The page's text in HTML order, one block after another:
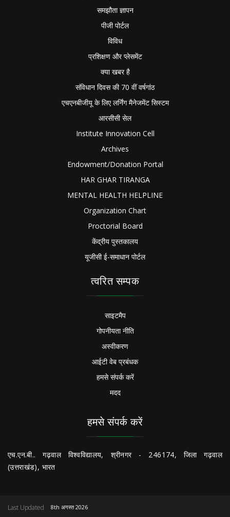
समझौता ज्ञापन
पीजी पोर्टल
विविध
प्रशिक्षण और प्लेसमेंट
क्या खबर है
संविधान दिवस की 70 वीं वर्षगांठ
एचएनबीजीयू के लिए लर्निंग मैनेजमेंट सिस्टम
आरसीसी सेल
Institute Innovation Cell
Archives
Endowment/Donation Portal
HAR GHAR TIRANGA
MENTAL HEALTH HELPLINE
Organization Chart
Proctorial Board
केंद्रीय पुस्तकालय
यूजीसी ई-समाधान पोर्टल
त्वरित सम्पक
साइटमैप
गोपनीयता नीति
अस्वीकरण
आईटी वेब प्रबंधक
हमसे संपर्क करें
मदद
हमसे संपर्क करें
एच.एन.बी.. गढ़वाल विश्वविद्यालय, श्रीनगर - 246174, जिला गढ़वाल
(उत्तराखंड), भारत
Last Updated 8th अगस्त 2026